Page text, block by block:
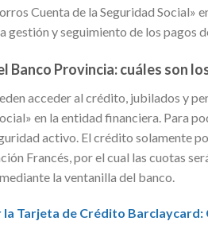
Cuenta de la Seguridad Social»
gestión y seguimiento de los pagos
Banco Provincia: cuáles son
acceder al crédito, jubilados y
en la entidad financiera. Para
activo. El crédito solamente
Francés, por el cual las cuotas
la ventanilla del banco.
Tarjeta de Crédito Barclaycard: